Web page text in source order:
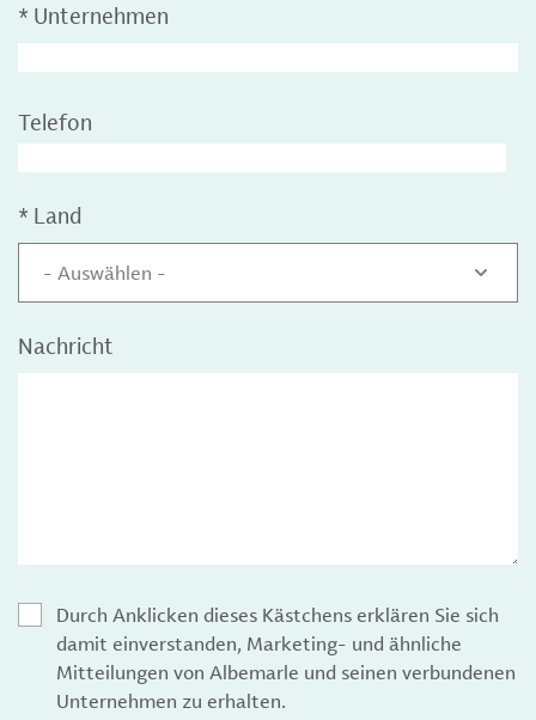
* Unternehmen
Telefon
* Land
- Auswählen -
Nachricht
Durch Anklicken dieses Kästchens erklären Sie sich
damit einverstanden, Marketing- und ähnliche
Mitteilungen von Albemarle und seinen verbundenen
Unternehmen zu erhalten.